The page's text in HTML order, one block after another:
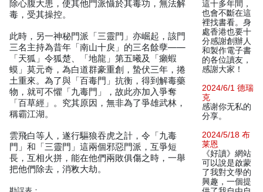
除心腹大患，使其他門派懾於其毒功，無法解
毒，受其操控。
此時，另一神秘門派「三靈門」亦崛起，該門
三名主持為昔年「南山十戾」的三名餘孽——
「天狐」令狐楚、「地龍」第五曦及「癩蝦
蟆」莫元奇，為白道群豪重創，蟄伏三年，捲
土重來。為了與「百毒門」抗衡，得到解毒藥
物，就可不懼「九毒門」，故此亦加入爭奪
「百草經」。究其原因，無非為了爭雄武林，
稱霸江湖。
雲飛白等人，遂行驅狼吞虎之計，令「九毒
門」和「三靈門」這兩個邪惡門派，互爭短
長，互相火拼，能在他們兩敗俱傷之時，一舉
把他們除去，消敉大劫。
這十多年間，
也會不斷在這
裡找書看。身
處香港也要十
分感謝創辦人
和製作電子書
的各位讀友，
感謝大家！
2024/6/1 德瑞
克
感谢你无私的
分享。
2024/5/18 布
莱恩
《好讀》網站
可以說是啟蒙
了我對文學的
興趣，一個提